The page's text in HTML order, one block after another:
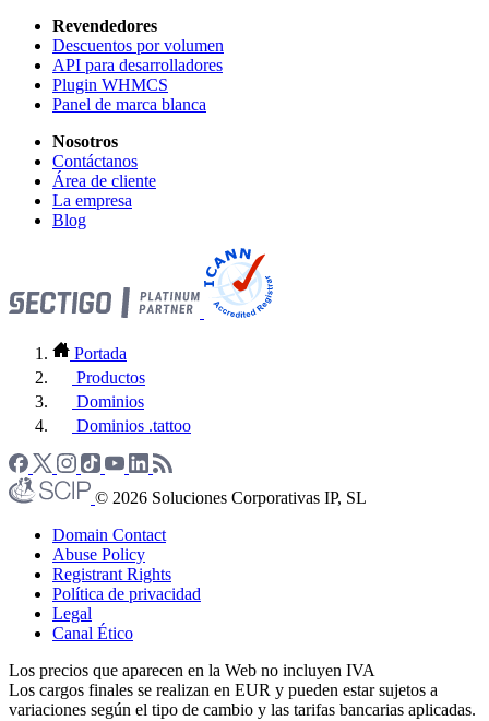
Revendedores
Descuentos por volumen
API para desarrolladores
Plugin WHMCS
Panel de marca blanca
Nosotros
Contáctanos
Área de cliente
La empresa
Blog
Portada
Productos
Dominios
Dominios .tattoo
© 2026 Soluciones Corporativas IP, SL
Domain Contact
Abuse Policy
Registrant Rights
Política de privacidad
Legal
Canal Ético
Los precios que aparecen en la Web no incluyen IVA
Los cargos finales se realizan en EUR y pueden estar sujetos a
variaciones según el tipo de cambio y las tarifas bancarias aplicadas.